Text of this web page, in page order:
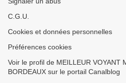
C.G.U.
Cookies et données personnelles
Préférences cookies
Voir le profil de MEILLEUR VOYANT
BORDEAUX sur le portail Canalblog